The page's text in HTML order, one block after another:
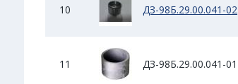
10 ДЗ-98Б.29.00.041-02
11 ДЗ-98Б.29.00.041-01